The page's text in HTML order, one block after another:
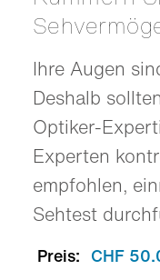
Ihre Augen
Deshalb
Optiker-
Experten
empfohlen,
Sehtest
Preis: CHF